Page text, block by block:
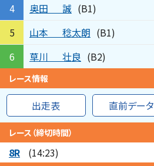
4
奥田 誠 (B1)
5
山本 稔太朗 (B1)
6
草川 壮良 (B2)
レース情報
出走表 直前データ
レース（締切時間）
8R (14:23)